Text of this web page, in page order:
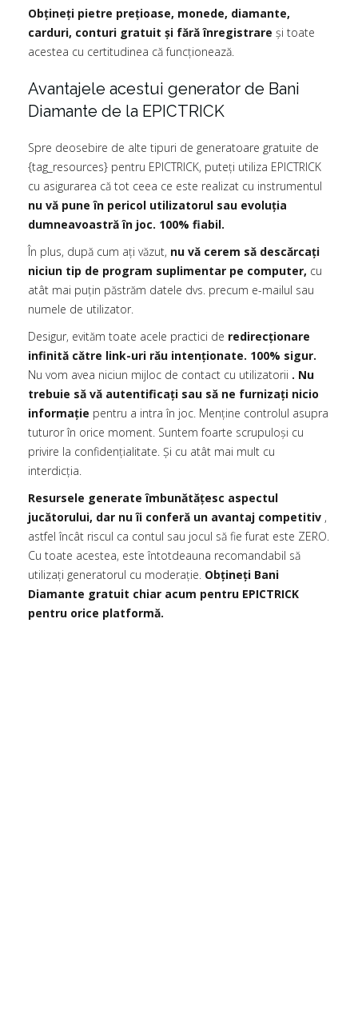
Obțineți pietre prețioase, monede, diamante,
carduri, conturi gratuit și fără înregistrare și toate
acestea cu certitudinea că funcționează.
Avantajele acestui generator de Bani
Diamante de la EPICTRICK
Spre deosebire de alte tipuri de generatoare gratuite de
{tag_resources} pentru EPICTRICK, puteți utiliza EPICTRICK
cu asigurarea că tot ceea ce este realizat cu instrumentul
nu vă pune în pericol utilizatorul sau evoluția
dumneavoastră în joc. 100% fiabil.
În plus, după cum ați văzut, nu vă cerem să descărcați
niciun tip de program suplimentar pe computer, cu
atât mai puțin păstrăm datele dvs. precum e-mailul sau
numele de utilizator.
Desigur, evităm toate acele practici de redirecționare
infinită către link-uri rău intenționate. 100% sigur.
Nu vom avea niciun mijloc de contact cu utilizatorii . Nu
trebuie să vă autentificați sau să ne furnizați nicio
informație pentru a intra în joc. Menține controlul asupra
tuturor în orice moment. Suntem foarte scrupuloși cu
privire la confidențialitate. Și cu atât mai mult cu
interdicția.
Resursele generate îmbunătățesc aspectul
jucătorului, dar nu îi conferă un avantaj competitiv ,
astfel încât riscul ca contul sau jocul să fie furat este ZERO.
Cu toate acestea, este întotdeauna recomandabil să
utilizați generatorul cu moderație. Obțineți Bani
Diamante gratuit chiar acum pentru EPICTRICK
pentru orice platformă.